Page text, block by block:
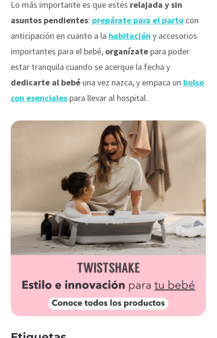
Lo más importante es que estés relajada y sin
asuntos pendientes: prepárate para el parto con
anticipación en cuanto a la habitación y accesorios
importantes para el bebé, organízate para poder
estar tranquila cuando se acerque la fecha y
dedicarte al bebé una vez nazca, y empaca un bolso
con esenciales para llevar al hospital.